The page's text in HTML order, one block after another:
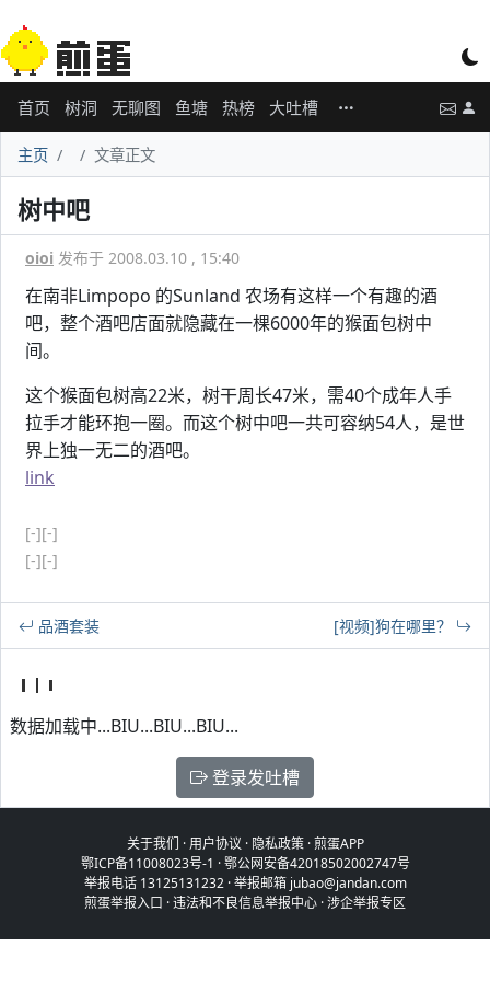
首页 树洞 无聊图 鱼塘 热榜 大吐槽
主页 文章正文
树中吧
oioi 发布于 2008.03.10 , 15:40
在南非Limpopo 的Sunland 农场有这样一个有趣的酒
吧，整个酒吧店面就隐藏在一棵6000年的猴面包树中
间。
这个猴面包树高22米，树干周长47米，需40个成年人手
拉手才能环抱一圈。而这个树中吧一共可容纳54人，是世
界上独一无二的酒吧。
link
[-][-]
[-][-]
品酒套装 [视频]狗在哪里？
数据加载中...BIU...BIU...BIU...
登录发吐槽
关于我们 ·用户协议 · 隐私政策·煎蛋APP
鄂ICP备11008023号-1 ·鄂公网安备42018502002747号
举报电话 13125131232 · 举报邮箱 jubao@jandan.com
煎蛋举报入口 ·违法和不良信息举报中心 ·涉企举报专区